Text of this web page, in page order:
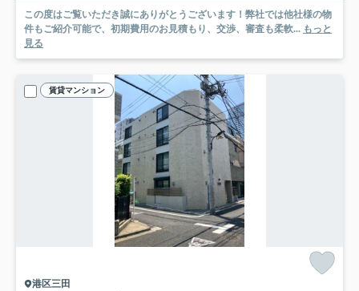
この度はご覧いただき誠にありがとうございます！弊社では他社様の物
件もご紹介可能で、初期費用のお見積もり、交渉、審査も柔軟... もっと
見る
賃貸マンション
港区三田